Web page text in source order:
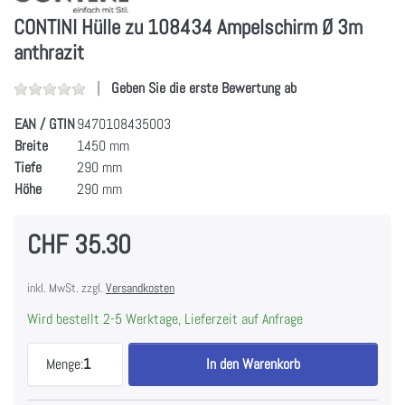
CONTINI Hülle zu 108434 Ampelschirm Ø 3m
anthrazit
Geben Sie die erste Bewertung ab
EAN / GTIN9470108435003
Breite
1450 mm
Tiefe
290 mm
Höhe
290 mm
CHF 35.30
inkl. MwSt. zzgl. Versandkosten
Wird bestellt 2-5 Werktage, Lieferzeit auf Anfrage
Menge:1
CONTINI Hülle zu 108434 Ampelschirm Ø 3m
In den Warenkorb